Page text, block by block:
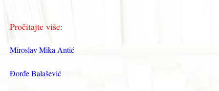
Pročitajte više:
Miroslav Mika Antić
Đorđe Balašević